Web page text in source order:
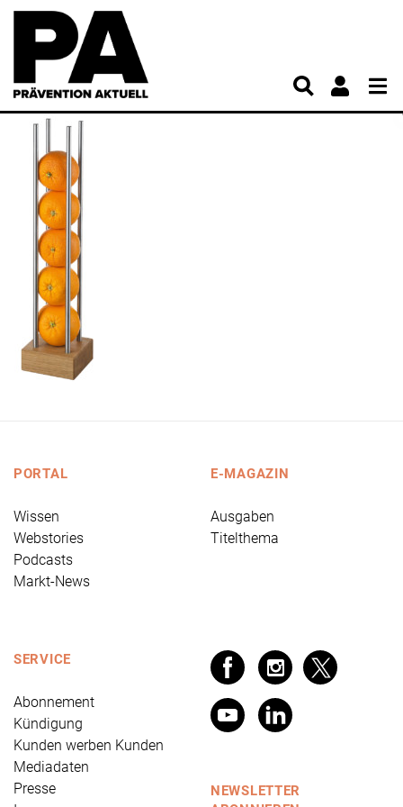
PORTAL
Wissen
Webstories
Podcasts
Markt-News
E-MAGAZIN
Ausgaben
Titelthema
SERVICE
Abonnement
Kündigung
Kunden werben Kunden
Mediadaten
Presse
NEWSLETTER